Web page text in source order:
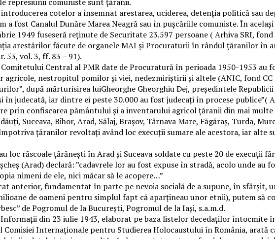
cotelor a însemnat arestarea, uciderea, detenția politică sau
a fost Canalul Dunăre Marea Neagră sau în pușcăriile comuniste. În
1949 fuseseră reținute de Securitate 23.597 persoane ( Arhiva SRI, fond
arestărilor făcute de organele MAI și Procuraturii în rândul țăranilor în
53, vol. 3, ff. 83 – 91).
Central al PMR date de Procuratură în perioada 1950-1953 au
nestropitul pomilor și viei, nedezmiriștirii și altele (ANIC, fond CC
după mărturisirea luiGheorghe Gheorghiu Dej, președintele
judecată, iar dintre ei peste 30.000 au fost judecați în procese publice”(
prin confiscarea pământului și a inventarului agricol țăranii din mai
Suceava, Bihor, Arad, Sălaj, Brașov, Târnava Mare, Făgăraș, Turda,
țăranilor revoltați având loc execuții sumare ale acestora, iar alte
loc răscoale țărănești în Arad și Suceava soldate cu peste 20 de execuții
(Arad) declară: ”cadavrele lor au fost expuse în stradă, acolo unde
nimeni de ele, nici măcar să le acopere…”
anterior, fundamentat în parte pe nevoia socială de a supune, în
de oameni pentru simplul fapt că aparțineau unor etnii), putem să
de Pogromul de la București, Pogromul de la Iași, s.a.m.d.
din 23 iulie 1943, elaborat pe baza listelor decedaților întocmite
Comisiei Internaționale pentru Studierea Holocaustului în România, arată